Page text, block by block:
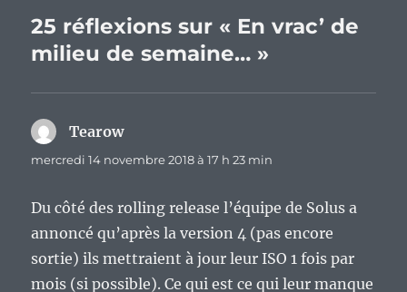
25 réflexions sur « En vrac’ de
milieu de semaine… »
Tearowdit :
mercredi 14 novembre 2018 à 17 h 23 min
Du côté des rolling release l’équipe de Solus a
annoncé qu’après la version 4 (pas encore
sortie) ils mettraient à jour leur ISO 1 fois par
mois (si possible). Ce qui est ce qui leur manque